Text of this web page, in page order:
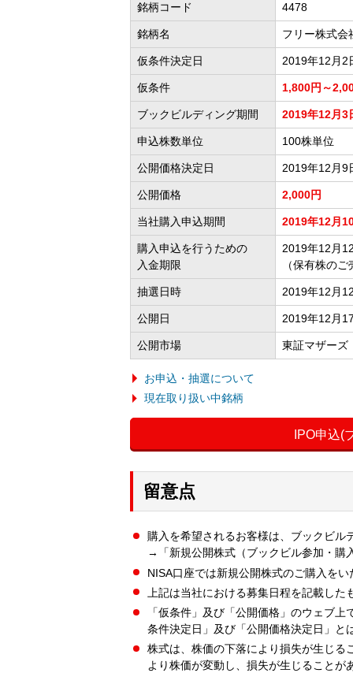
銘柄コード 4478
銘柄名 フリー株式会
仮条件決定日 2019年12月2
仮条件 1,800円～
ブックビルディング期間 2019年12月3
申込株数単位 100株単位
公開価格決定日 2019年12月9
公開価格 2,000円
当社購入申込期間 2019年12月
購入申込を行うための
入金期限
2019年12月
（保有株の
抽選日時 2019年12月
公開日 2019年12月
公開市場 東証マザーズ
お申込・抽選について
現在取り扱い中銘柄
IPO申込(
留意点
購入を希望されるお客様は、ブックビ
→「新規公開株式（ブックビル参加・購
NISA口座では新規公開株式のご購入を
上記は当社における募集日程を記載した
「仮条件」及び「公開価格」のウェブ
条件決定日」及び「公開価格決定日」と
株式は、株価の下落により損失が生じる
より株価が変動し、損失が生じること